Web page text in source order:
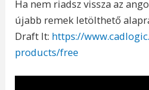
Ha nem riadsz vissza az
újabb remek letölthető
Draft It: https://
products/free